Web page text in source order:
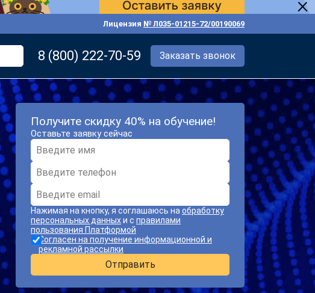
Лицензия № Л035-01215-72/00190069
8 (800) 222-70-59 Заказать звонок
Получите скидку 40% на обучение!
Оставьте заявку сейчас
Нажимая на кнопку, я соглашаюсь на обработку
персональных данныхи с правилами
пользования Платформой
Согласен на получение информационной и
рекламной рассылки
Отправить